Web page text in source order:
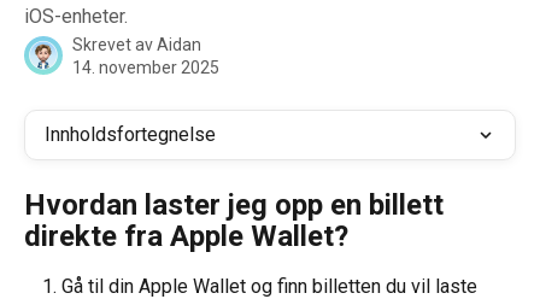
iOS-enheter.
Skrevet avAidan
14. november 2025
Innholdsfortegnelse
Hvordan laster jeg opp en billett
direkte fra Apple Wallet?
Gå til din Apple Wallet og finn billetten du vil laste